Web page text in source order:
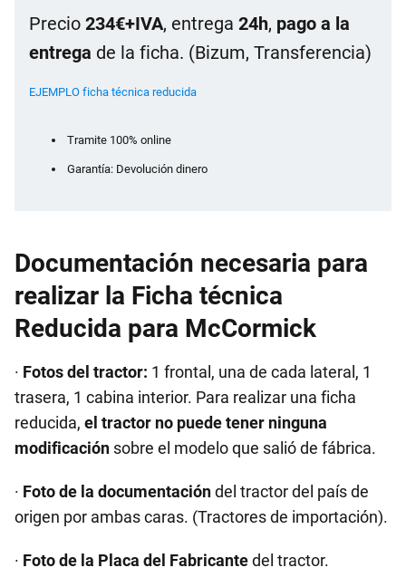
Precio 234€+IVA, entrega 24h, pago a la
entrega de la ficha. (Bizum, Transferencia)
EJEMPLO ficha técnica reducida
Tramite 100% online
Garantía: Devolución dinero
Documentación necesaria para
realizar la Ficha técnica
Reducida para McCormick
· Fotos del tractor: 1 frontal, una de cada lateral, 1
trasera, 1 cabina interior. Para realizar una ficha
reducida, el tractor no puede tener ninguna
modificación sobre el modelo que salió de fábrica.
· Foto de la documentacióndel tractor del país de
origen por ambas caras. (Tractores de importación).
· Foto de la Placa del Fabricantedel tractor.